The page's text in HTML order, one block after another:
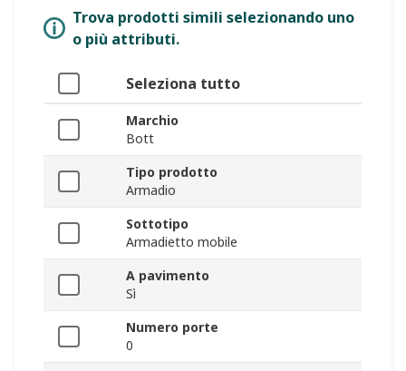
Trova prodotti simili selezionando uno
o più attributi.
Seleziona tutto
Marchio
Bott
Tipo prodotto
Armadio
Sottotipo
Armadietto mobile
A pavimento
Sì
Numero porte
0